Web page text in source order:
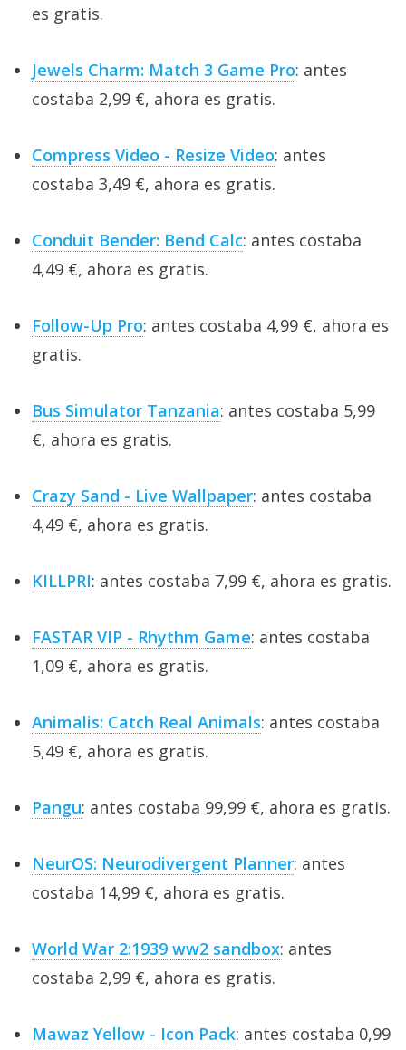
es gratis.
Jewels Charm: Match 3 Game Pro: antes
costaba 2,99 €, ahora es gratis.
Compress Video - Resize Video: antes
costaba 3,49 €, ahora es gratis.
Conduit Bender: Bend Calc: antes costaba
4,49 €, ahora es gratis.
Follow-Up Pro: antes costaba 4,99 €, ahora es
gratis.
Bus Simulator Tanzania: antes costaba 5,99
€, ahora es gratis.
Crazy Sand - Live Wallpaper: antes costaba
4,49 €, ahora es gratis.
KILLPRI: antes costaba 7,99 €, ahora es gratis.
FASTAR VIP - Rhythm Game: antes costaba
1,09 €, ahora es gratis.
Animalis: Catch Real Animals: antes costaba
5,49 €, ahora es gratis.
Pangu: antes costaba 99,99 €, ahora es gratis.
NeurOS: Neurodivergent Planner: antes
costaba 14,99 €, ahora es gratis.
World War 2:1939 ww2 sandbox: antes
costaba 2,99 €, ahora es gratis.
Mawaz Yellow - Icon Pack: antes costaba 0,99